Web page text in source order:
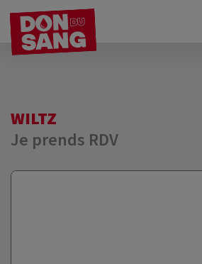
WILTZ
Je prends RDV